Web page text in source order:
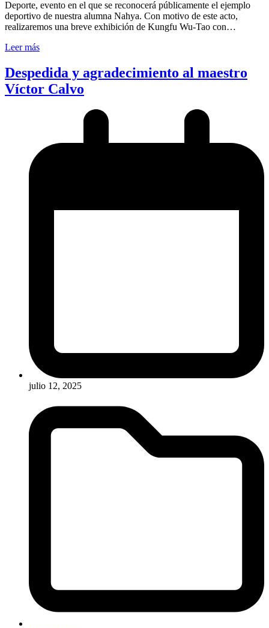
Deporte, evento en el que se reconocerá públicamente el ejemplo
deportivo de nuestra alumna Nahya. Con motivo de este acto,
realizaremos una breve exhibición de Kungfu Wu-Tao con…
Leer más
Despedida y agradecimiento al maestro
Víctor Calvo
julio 12, 2025